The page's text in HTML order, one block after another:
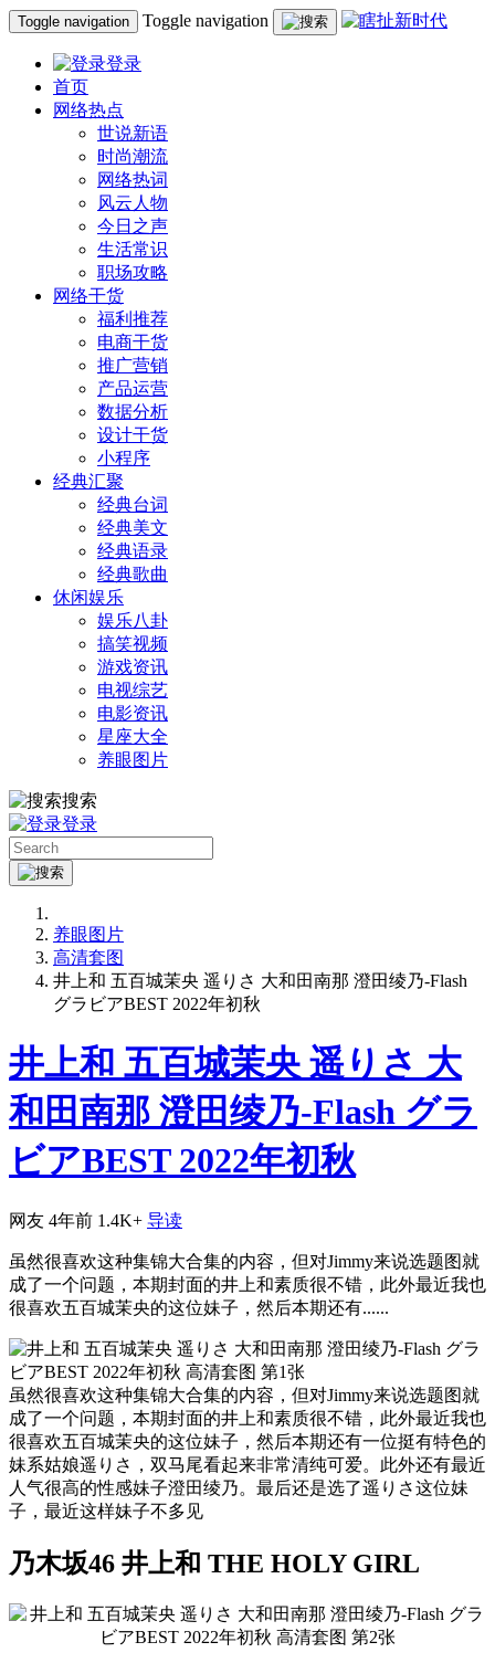
Toggle navigation Toggle navigation
登录
首页
网络热点
世说新语
时尚潮流
网络热词
风云人物
今日之声
生活常识
职场攻略
网络干货
福利推荐
电商干货
推广营销
产品运营
数据分析
设计干货
小程序
经典汇聚
经典台词
经典美文
经典语录
经典歌曲
休闲娱乐
娱乐八卦
搞笑视频
游戏资讯
电视综艺
电影资讯
星座大全
养眼图片
搜索
登录
养眼图片
高清套图
井上和 五百城茉央 遥りさ 大和田南那 澄田绫乃-Flash
グラビアBEST 2022年初秋
井上和 五百城茉央 遥りさ 大
和田南那 澄田绫乃-Flash グラ
ビアBEST 2022年初秋
网友 4年前 1.4K+ 导读
虽然很喜欢这种集锦大合集的内容，但对Jimmy来说选题图就
成了一个问题，本期封面的井上和素质很不错，此外最近我也
很喜欢五百城茉央的这位妹子，然后本期还有......
虽然很喜欢这种集锦大合集的内容，但对Jimmy来说选题图就
成了一个问题，本期封面的井上和素质很不错，此外最近我也
很喜欢五百城茉央的这位妹子，然后本期还有一位挺有特色的
妹系姑娘遥りさ，双马尾看起来非常清纯可爱。此外还有最近
人气很高的性感妹子澄田绫乃。最后还是选了遥りさ这位妹
子，最近这样妹子不多见
乃木坂46 井上和 THE HOLY GIRL